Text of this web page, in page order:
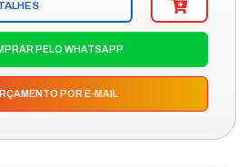
PELO WHATSAPP
POR E-MAIL